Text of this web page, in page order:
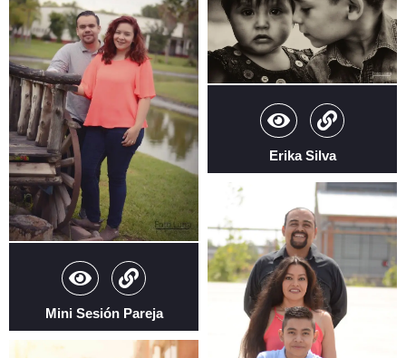
Mini Sesión Pareja
Erika Silva